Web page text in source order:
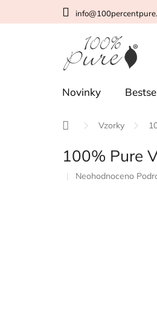
Novinky
Domů Vzorky
100% Pure
Průměrné
Neohodnoceno